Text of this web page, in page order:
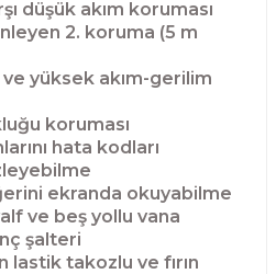
düşük akım koruması
2. koruma (5 m
yüksek akım-gerilim
koruması
hata kodları
ekranda okuyabilme
ve beş yollu vana
şalteri
lastik takozlu ve fırın